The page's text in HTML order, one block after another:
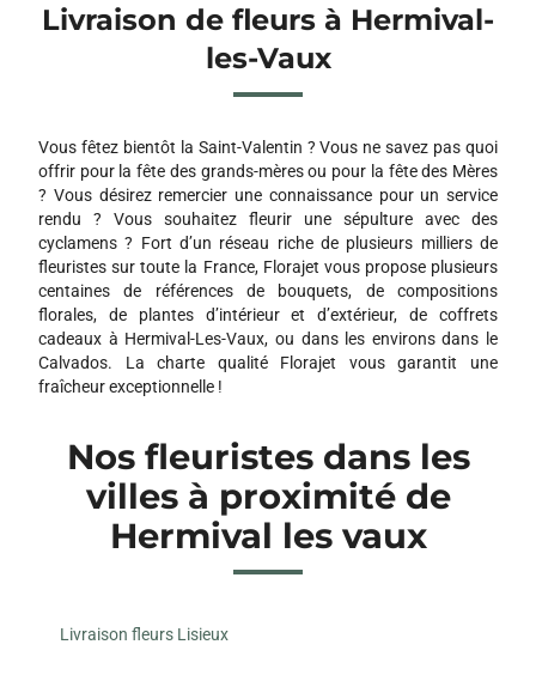
Livraison de fleurs à Hermival-
les-Vaux
Vous fêtez bientôt la Saint-Valentin ? Vous ne savez pas quoi
offrir pour la fête des grands-mères ou pour la fête des Mères
? Vous désirez remercier une connaissance pour un service
rendu ? Vous souhaitez fleurir une sépulture avec des
cyclamens ? Fort d’un réseau riche de plusieurs milliers de
fleuristes sur toute la France, Florajet vous propose plusieurs
centaines de références de bouquets, de compositions
florales, de plantes d’intérieur et d’extérieur, de coffrets
cadeaux à Hermival-Les-Vaux, ou dans les environs dans le
Calvados. La charte qualité Florajet vous garantit une
fraîcheur exceptionnelle !
Nos fleuristes dans les
villes à proximité de
Hermival les vaux
Livraison fleurs Lisieux